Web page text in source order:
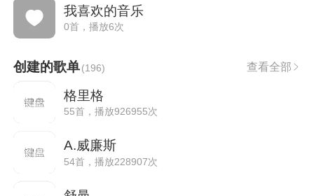
我喜欢的音乐
0首，播放6次
创建的歌单(196) 查看全部
格里格
55首，播放926955次
A.威廉斯
54首，播放228907次